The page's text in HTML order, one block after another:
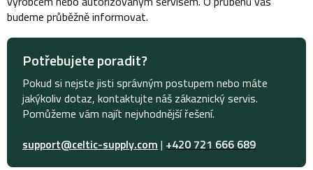
budeme průběžně informovat.
Potřebujete poradit?
Pokud si nejste jisti správným postupem nebo máte
jakýkoliv dotaz, kontaktujte náš zákaznický servis.
Pomůžeme vám najít nejvhodnější řešení.
support@celtic-supply.com | +420 721 666 689